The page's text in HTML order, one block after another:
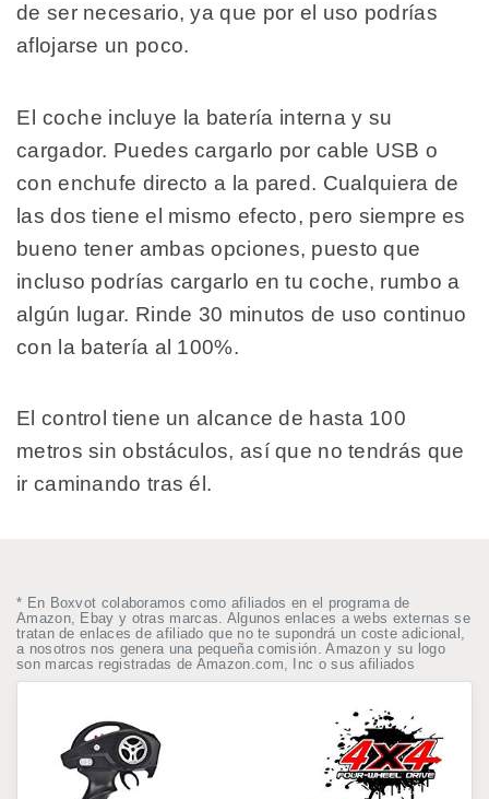
de ser necesario, ya que por el uso podrías
aflojarse un poco.
El coche incluye la batería interna y su
cargador. Puedes cargarlo por cable USB o
con enchufe directo a la pared. Cualquiera de
las dos tiene el mismo efecto, pero siempre es
bueno tener ambas opciones, puesto que
incluso podrías cargarlo en tu coche, rumbo a
algún lugar. Rinde 30 minutos de uso continuo
con la batería al 100%.
El control tiene un alcance de hasta 100
metros sin obstáculos, así que no tendrás que
ir caminando tras él.
* En Boxvot colaboramos como afiliados en el programa de
Amazon, Ebay y otras marcas. Algunos enlaces a webs externas se
tratan de enlaces de afiliado que no te supondrá un coste adicional,
a nosotros nos genera una pequeña comisión. Amazon y su logo
son marcas registradas de Amazon.com, Inc o sus afiliados